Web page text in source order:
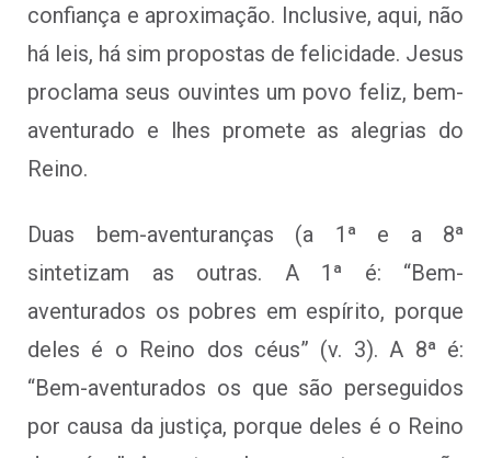
confiança e aproximação. Inclusive, aqui, não
há leis, há sim propostas de felicidade. Jesus
proclama seus ouvintes um povo feliz, bem-
aventurado e lhes promete as alegrias do
Reino.
Duas bem-aventuranças (a 1ª e a 8ª
sintetizam as outras. A 1ª é: “Bem-
aventurados os pobres em espírito, porque
deles é o Reino dos céus” (v. 3). A 8ª é:
“Bem-aventurados os que são perseguidos
por causa da justiça, porque deles é o Reino